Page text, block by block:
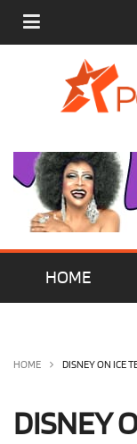
HOME
HOME DISNEY ON ICE
DISNEY